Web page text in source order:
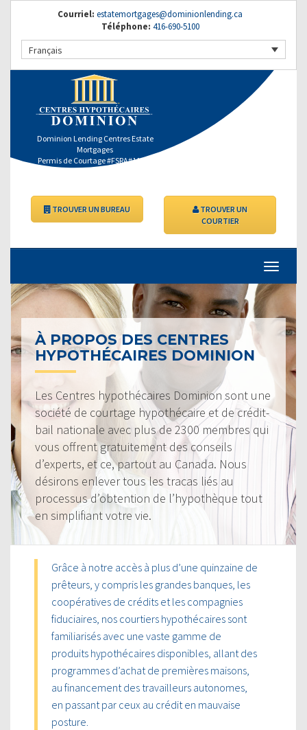
Courriel: estatemortgages@dominionlending.ca
Téléphone: 416-690-5100
Français
Dominion Lending Centres Estate
Mortgages
Permis de Courtage #FSRA#11363
TROUVER UN BUREAU
TROUVER UN
COURTIER
À PROPOS DES CENTRES
HYPOTHÉCAIRES DOMINION
Les Centres hypothécaires Dominion sont une
société de courtage hypothécaire et de crédit-
bail nationale avec plus de 2300 membres qui
vous offrent gratuitement des conseils
d’experts, et ce, partout au Canada. Nous
désirons enlever tous les tracas liés au
processus d’obtention de l’hypothèque tout
en simplifiant votre vie.
Grâce à notre accès à plus d’une quinzaine de
prêteurs, y compris les grandes banques, les
coopératives de crédits et les compagnies
fiduciaires, nos courtiers hypothécaires sont
familiarisés avec une vaste gamme de
produits hypothécaires disponibles, allant des
programmes d’achat de premières maisons,
au financement des travailleurs autonomes,
en passant par ceux au crédit en mauvaise
posture.